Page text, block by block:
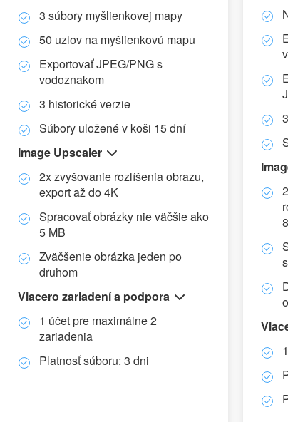
3 súbory myšlienkovej mapy
50 uzlov na myšlienkovú mapu
Exportovať JPEG/PNG s
vodoznakom
3 historické verzie
Súbory uložené v koši 15 dní
Image Upscaler
2x zvyšovanie rozlíšenia obrazu,
export až do 4K
Spracovať obrázky nie väčšie ako
5 MB
Zväčšenie obrázka jeden po
druhom
Viacero zariadení a podpora
1 účet pre maximálne 2
zariadenia
Platnosť súboru: 3 dni